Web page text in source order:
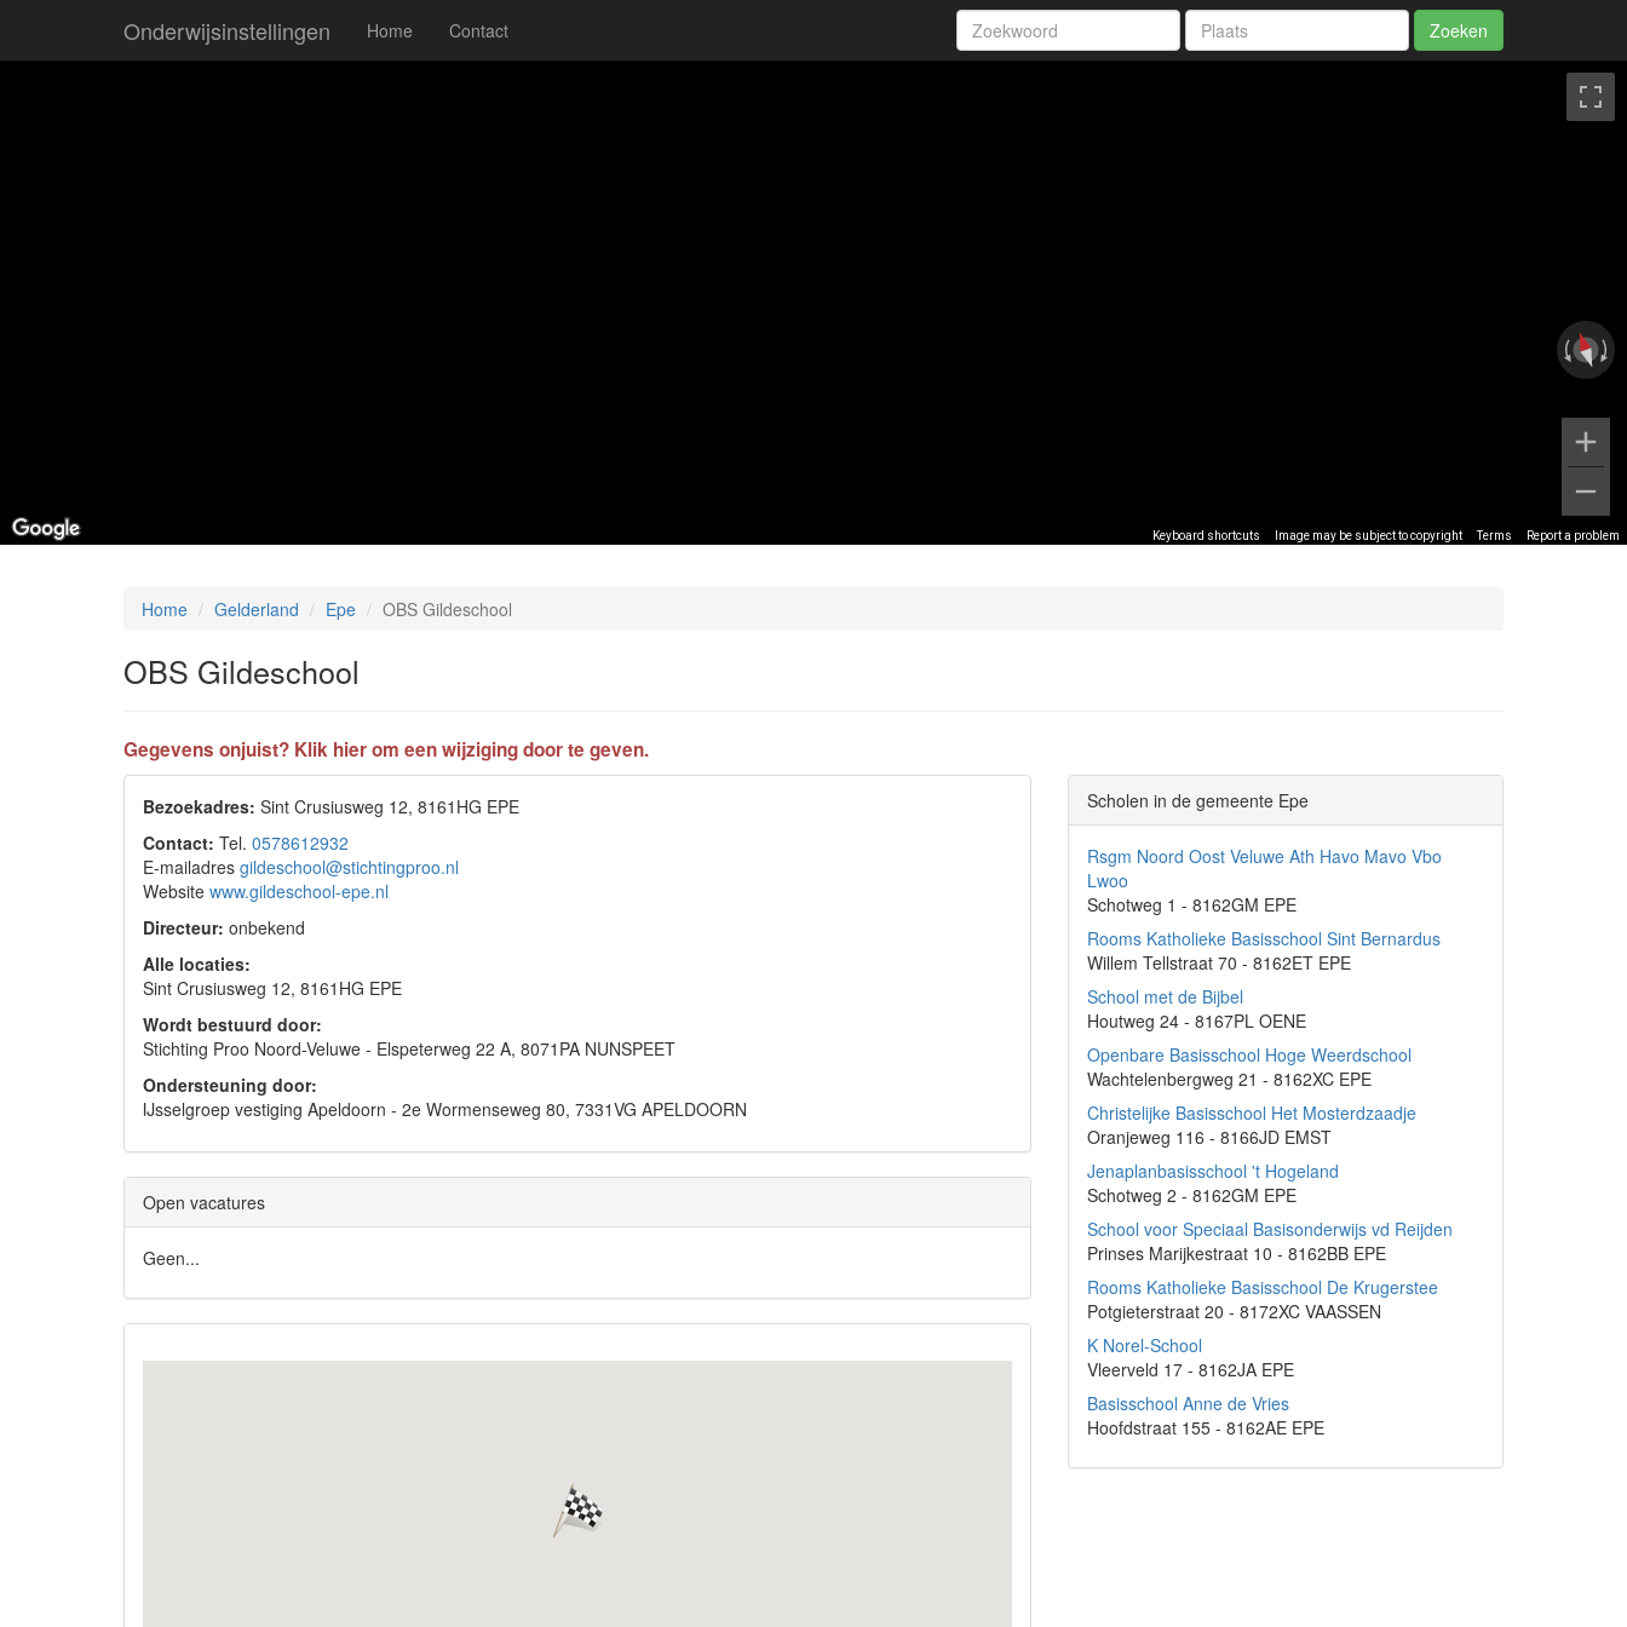
Onderwijsinstellingen Home Contact Zoeken
Keyboard shortcuts Image may be subject to copyright Terms Report a problem
Home Gelderland Epe OBS Gildeschool
OBS Gildeschool
Gegevens onjuist? Klik hier om een wijziging door te geven.
Bezoekadres: Sint Crusiusweg 12, 8161HG EPE
Contact: Tel. 0578612932
E-mailadres gildeschool@stichtingproo.nl
Website www.gildeschool-epe.nl
Directeur: onbekend
Alle locaties:
Sint Crusiusweg 12, 8161HG EPE
Wordt bestuurd door:
Stichting Proo Noord-Veluwe - Elspeterweg 22 A, 8071PA NUNSPEET
Ondersteuning door:
IJsselgroep vestiging Apeldoorn - 2e Wormenseweg 80, 7331VG APELDOORN
Open vacatures
Geen...
Scholen in de gemeente Epe
Rsgm Noord Oost Veluwe Ath Havo Mavo Vbo
Lwoo
Schotweg 1 - 8162GM EPE
Rooms Katholieke Basisschool Sint Bernardus
Willem Tellstraat 70 - 8162ET EPE
School met de Bijbel
Houtweg 24 - 8167PL OENE
Openbare Basisschool Hoge Weerdschool
Wachtelenbergweg 21 - 8162XC EPE
Christelijke Basisschool Het Mosterdzaadje
Oranjeweg 116 - 8166JD EMST
Jenaplanbasisschool 't Hogeland
Schotweg 2 - 8162GM EPE
School voor Speciaal Basisonderwijs vd Reijden
Prinses Marijkestraat 10 - 8162BB EPE
Rooms Katholieke Basisschool De Krugerstee
Potgieterstraat 20 - 8172XC VAASSEN
K Norel-School
Vleerveld 17 - 8162JA EPE
Basisschool Anne de Vries
Hoofdstraat 155 - 8162AE EPE